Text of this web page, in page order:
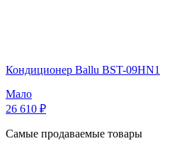
Кондиционер Ballu BST-09HN1
Мало
26 610 ₽
Самые продаваемые товары